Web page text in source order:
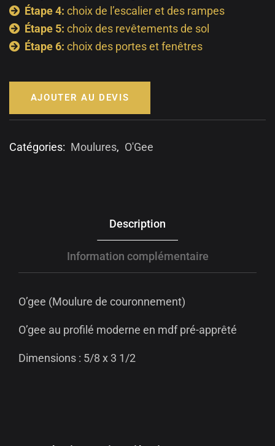
Étape 4: choix de l’escalier et des rampes
Étape 5: choix des revêtements de sol
Étape 6: choix des portes et fenêtres
AJOUTER AU DEVIS
Catégories: Moulures, O'Gee
Description
Information complémentaire
O’gee (Moulure de couronnement)
O’gee au profilé moderne en mdf pré-apprêté
Dimensions : 5/8 x 3 1/2